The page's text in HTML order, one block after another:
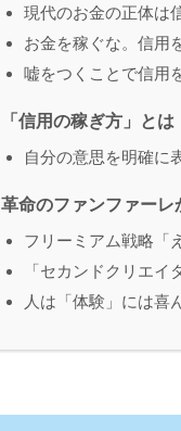
現代のお金の正体は
お金を稼ぐな。信用
嘘をつくことで信用
「信用の稼ぎ方」とは
自分の意思を明確に
革命のファンファーレ
フリーミアム戦略「
「セカンドクリエイ
人は「体験」には喜